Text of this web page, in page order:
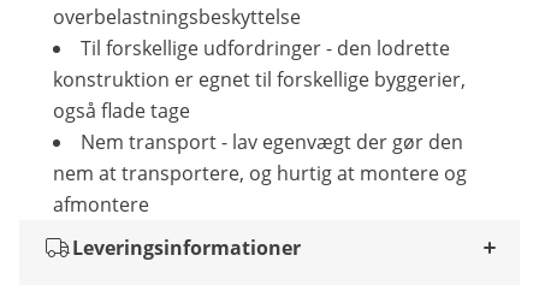
overbelastningsbeskyttelse
Til forskellige udfordringer - den lodrette
konstruktion er egnet til forskellige byggerier,
også flade tage
Nem transport - lav egenvægt der gør den
nem at transportere, og hurtig at montere og
afmontere
Leveringsinformationer